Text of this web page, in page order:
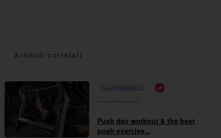
Articoli correlati
ALLENAMENTO
Push day workout & the best
push exercise...